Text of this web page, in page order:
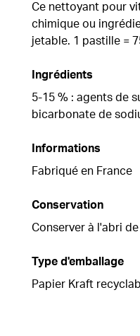
Ce nettoyant pour
chimique ou
jetable. 1 pastille =
Ingrédients
5-15 % : agents de
bicarbonate de
Informations
Fabriqué en France
Conservation
Conserver à l'abri
Type d'emballage
Papier Kraft